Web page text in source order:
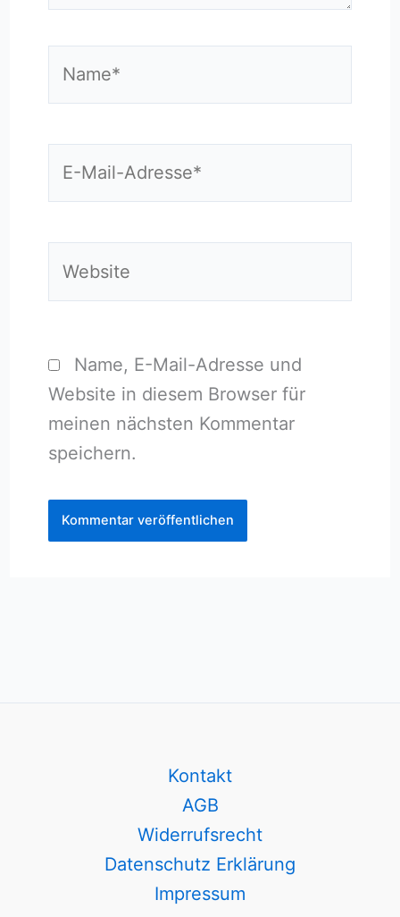
Name, E-Mail-Adresse und
Website in diesem Browser für
meinen nächsten Kommentar
speichern.
Kontakt
AGB
Widerrufsrecht
Datenschutz Erklärung
Impressum